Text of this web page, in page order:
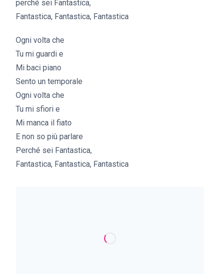
perché sei Fantastica,
Fantastica, Fantastica, Fantastica
Ogni volta che
Tu mi guardi e
Mi baci piano
Sento un temporale
Ogni volta che
Tu mi sfiori e
Mi manca il fiato
E non so più parlare
Perché sei Fantastica,
Fantastica, Fantastica, Fantastica